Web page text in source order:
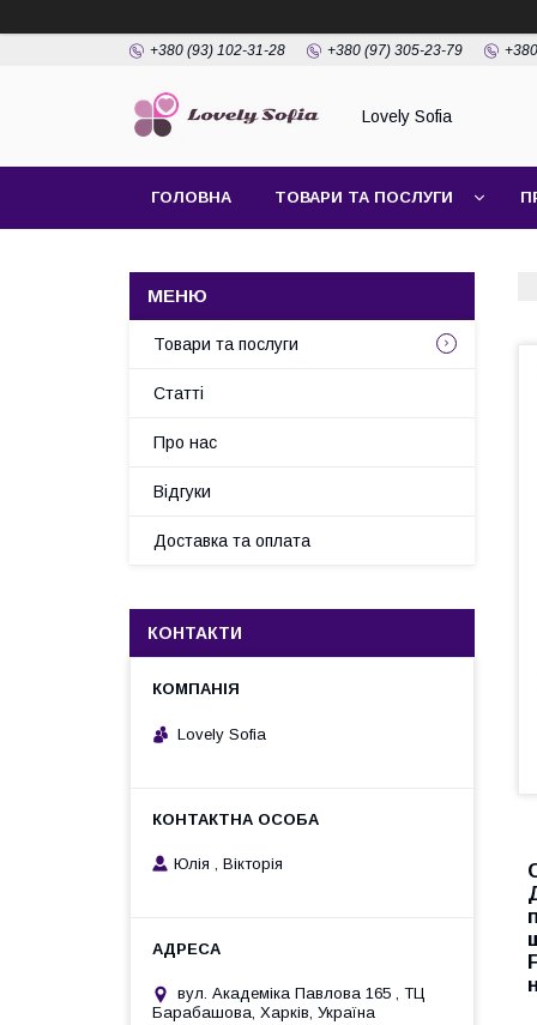
+380 (93) 102-31-28 +380 (97) 305-23-79
Lovely Sofia
ГОЛОВНА ТОВАРИ ТА ПОСЛУГИ
Товари та послуги
Статті
Про нас
Відгуки
Доставка та оплата
КОНТАКТИ
Lovely Sofia
Юлія , Вікторія
вул. Академіка Павлова 165 , ТЦ
Барабашова, Харків, Україна